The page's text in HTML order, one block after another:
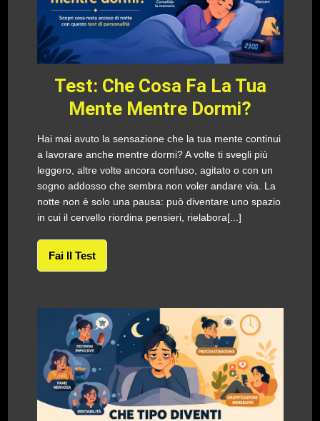
Test: Che Cosa Fa La Tua
Mente Mentre Dormi?
Hai mai avuto la sensazione che la tua mente continui
a lavorare anche mentre dormi? A volte ti svegli più
leggero, altre volte ancora confuso, agitato o con un
sogno addosso che sembra non voler andare via. La
notte non è solo una pausa: può diventare uno spazio
in cui il cervello riordina pensieri, rielabora[...]
Fai Il Test